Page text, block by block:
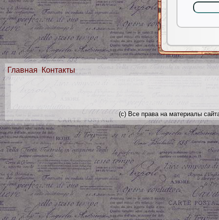
Главная Контакты
(с) Все права на материалы